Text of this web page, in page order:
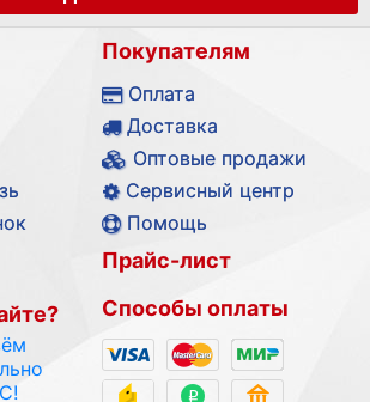
Покупателям
Оплата
Доставка
Оптовые продажи
Сервисный центр
Помощь
Прайс-лист
Способы оплаты